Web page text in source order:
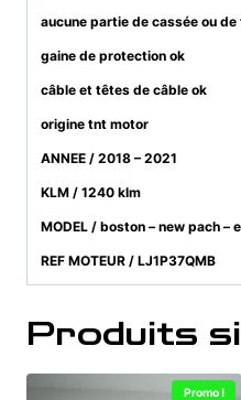
aucune partie de cassée ou
gaine de protection ok
câble et têtes de câble ok
origine tnt motor
ANNEE / 2018 – 2021
KLM / 1240 klm
MODEL / boston – new pach –
REF MOTEUR / LJ1P37QMB
Produits
Promo !